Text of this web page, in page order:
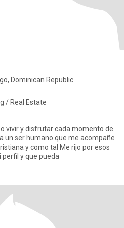
Dominican Republic
/ Real Estate
vivir y disfrutar cada momento de
mi perfil y que pueda